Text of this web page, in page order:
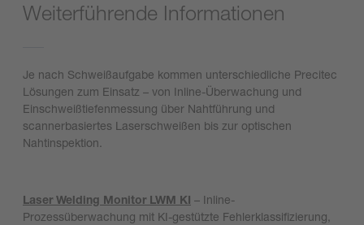
Weiterführende Informationen
Je nach Schweißaufgabe kommen unterschiedliche Precitec
Lösungen zum Einsatz – von Inline-Überwachung und
Einschweißtiefenmessung über Nahtführung und
scannerbasiertes Laserschweißen bis zur optischen
Nahtinspektion.
Laser Welding Monitor LWM KI – Inline-
Prozessüberwachung mit KI-gestützte Fehlerklassifizierung,